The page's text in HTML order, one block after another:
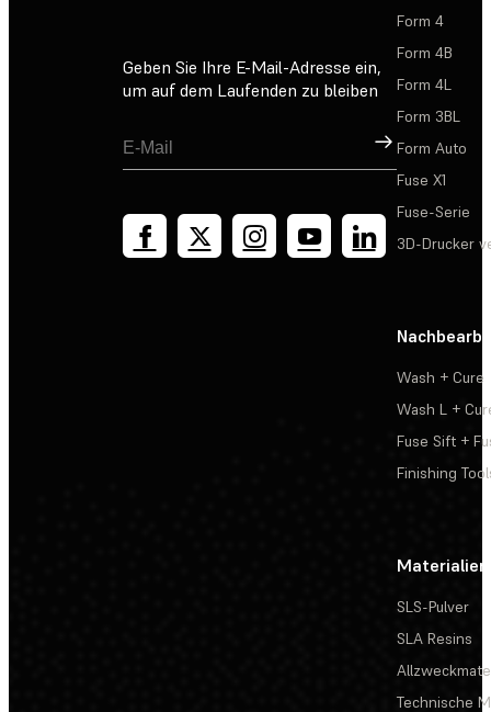
Geben Sie Ihre E-Mail-Adresse ein,
um auf dem Laufenden zu bleiben
Registrieren
Form 4
Form 4B
Form 4L
Form 3BL
Form Auto
Fuse X1
Fuse-Serie
3D-Drucker
Wash + Cure
Wash L +
Fuse Sift +
Finishing
Materialien
SLS-Pulver
SLA Resins
Technische